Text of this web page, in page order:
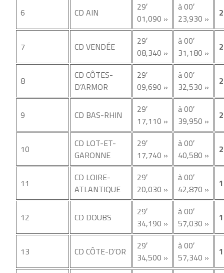
6 CD AIN
29′
01,090 »
à 00′
23,930 »
7 CD VENDÉE
29′
08,340 »
à 00′
31,180 »
8
CD CÔTES-
D’ARMOR
29′
09,690 »
à 00′
32,530 »
9 CD BAS-RHIN
29′
17,110 »
à 00′
39,950 »
10
CD LOT-ET-
GARONNE
29′
17,740 »
à 00′
40,580 »
11
CD LOIRE-
ATLANTIQUE
29′
20,030 »
à 00′
42,870 »
12 CD DOUBS
29′
34,190 »
à 00′
57,030 »
13 CD CÔTE-D’OR
29′
34,500 »
à 00′
57,340 »